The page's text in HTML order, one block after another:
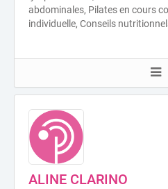
abdominales, Pilates en cours
individuelle, Conseils
ALINE CLARINO